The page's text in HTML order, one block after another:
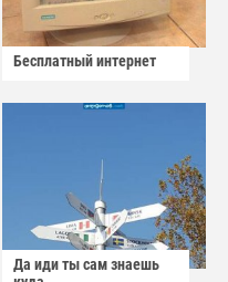
Бесплатный интернет
Да иди ты сам знаешь